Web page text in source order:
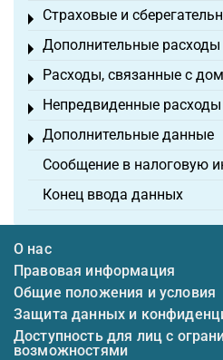
Страховые и
Toggle menu
Дополнительные расходы
Toggle menu
Расходы, связанные с
Toggle menu
Непредвиденные расходы
Toggle menu
Дополнительные данные
Toggle menu
Сообщение в налоговую
Конец ввода данных
О нас
Правовая информация
Общие положения и условия
Защита данных и
Доступность для лиц с
возможностями